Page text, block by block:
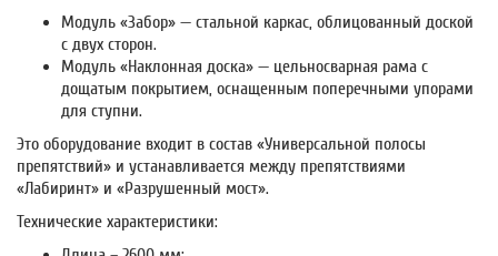
Модуль «Забор» — стальной каркас, облицованный доской
с двух сторон.
Модуль «Наклонная доска» — цельносварная рама с
дощатым покрытием, оснащенным поперечными упорами
для ступни.
Это оборудование входит в состав «Универсальной полосы
препятствий» и устанавливается между препятствиями
«Лабиринт» и «Разрушенный мост».
Технические характеристики: